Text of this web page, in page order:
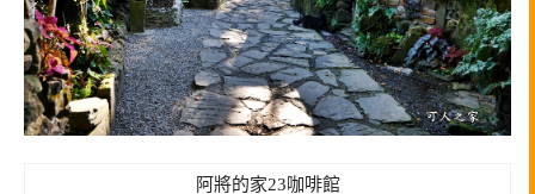
阿將的家23咖啡館